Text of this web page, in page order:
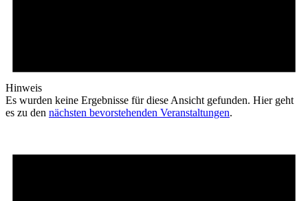
Hinweis
Es wurden keine Ergebnisse für diese Ansicht gefunden. Hier geht
es zu den nächsten bevorstehenden Veranstaltungen.